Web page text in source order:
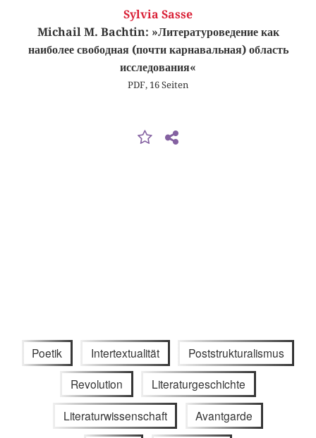
Sylvia Sasse
Michail M. Bachtin: »Литературоведение как
наиболее свободная (почти карнавальная) область
исследования«
PDF, 16 Seiten
Poetik Intertextualität Poststrukturalismus
Revolution Literaturgeschichte
Literaturwissenschaft Avantgarde